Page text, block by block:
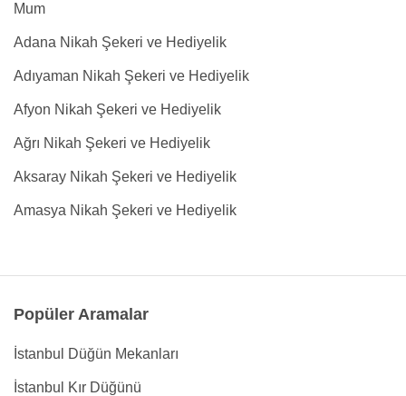
Mum
Adana Nikah Şekeri ve Hediyelik
Adıyaman Nikah Şekeri ve Hediyelik
Afyon Nikah Şekeri ve Hediyelik
Ağrı Nikah Şekeri ve Hediyelik
Aksaray Nikah Şekeri ve Hediyelik
Amasya Nikah Şekeri ve Hediyelik
Popüler Aramalar
İstanbul Düğün Mekanları
İstanbul Kır Düğünü